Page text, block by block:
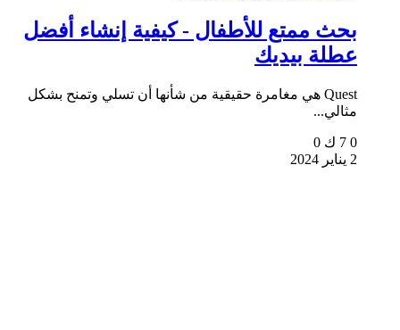
بحث ممتع للأطفال - كيفية إنشاء أفضل
عطلة بيديك
Quest هي مغامرة حقيقية من شأنها أن تسلي وتمنح بشكل
مثالي...
0 7 ك
0
2 يناير 2024